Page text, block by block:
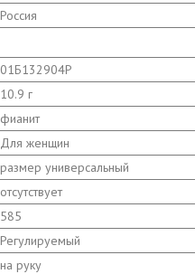
Россия
01Б132904Р
10.9 г
фианит
Для женщин
размер универсальный
отсутствует
585
Регулируемый
на руку